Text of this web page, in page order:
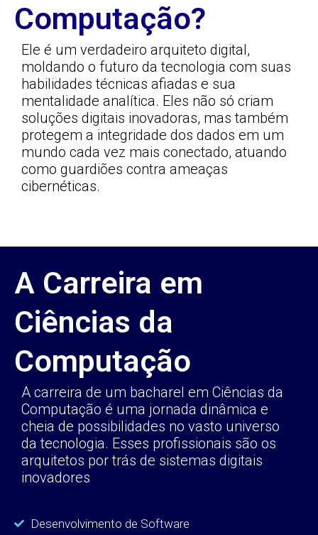
Computação?
Ele é um verdadeiro arquiteto digital,
moldando o futuro da tecnologia com suas
habilidades técnicas afiadas e sua
mentalidade analítica. Eles não só criam
soluções digitais inovadoras, mas também
protegem a integridade dos dados em um
mundo cada vez mais conectado, atuando
como guardiões contra ameaças
cibernéticas.
A Carreira em
Ciências da
Computação
A carreira de um bacharel em Ciências da
Computação é uma jornada dinâmica e
cheia de possibilidades no vasto universo
da tecnologia. Esses profissionais são os
arquitetos por trás de sistemas digitais
inovadores
Desenvolvimento de Software